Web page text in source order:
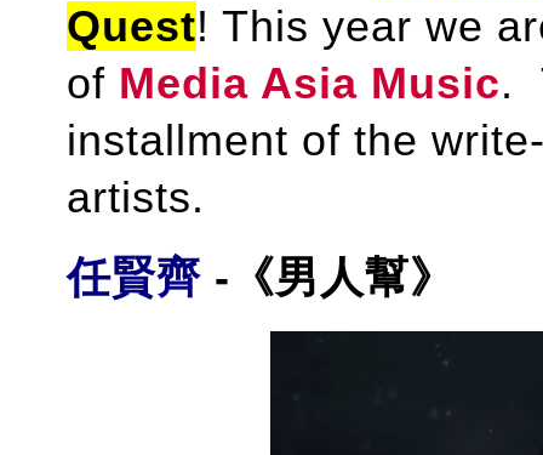
Quest! This year we
of Media Asia Music.
installment of the
artists.
任賢齊 -《男人幫》